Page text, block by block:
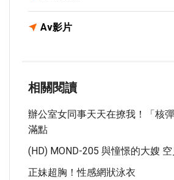
Av影片
相關閱讀
辦公室女同事天天在撩我！「核
滿點
(HD) MOND-205 與憧憬的大嫂
正妹超胸！性感網狀泳衣